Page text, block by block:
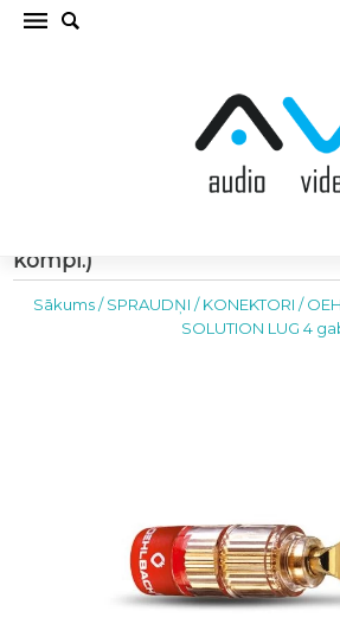
OEHLBACH Art. No. 3023
kompl.)
Sākums/SPRAUDŅI / KONEKTORI /
SOLUTION LUG 4